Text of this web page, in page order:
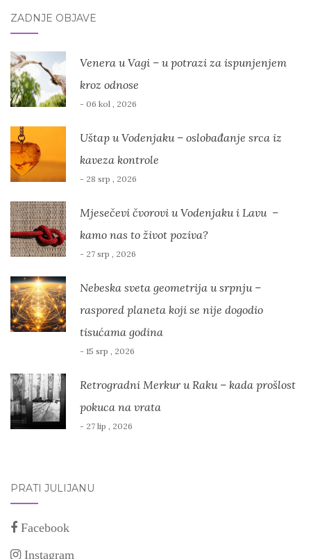
ZADNJE OBJAVE
Venera u Vagi – u potrazi za ispunjenjem
kroz odnose
- 06 kol , 2026
Uštap u Vodenjaku – oslobađanje srca iz
kaveza kontrole
- 28 srp , 2026
Mjesečevi čvorovi u Vodenjaku i Lavu –
kamo nas to život poziva?
- 27 srp , 2026
Nebeska sveta geometrija u srpnju –
raspored planeta koji se nije dogodio
tisućama godina
- 15 srp , 2026
Retrogradni Merkur u Raku – kada prošlost
pokuca na vrata
- 27 lip , 2026
PRATI JULIJANU
Facebook
Instagram